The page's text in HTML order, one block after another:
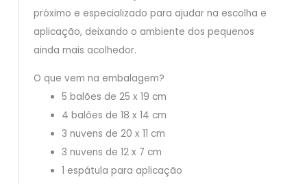
próximo e especializado para ajudar na escolha e
aplicação, deixando o ambiente dos pequenos
ainda mais acolhedor.
O que vem na embalagem?
5 balões de 25 x 19 cm
4 balões de 18 x 14 cm
3 nuvens de 20 x 11 cm
3 nuvens de 12 x 7 cm
1 espátula para aplicação